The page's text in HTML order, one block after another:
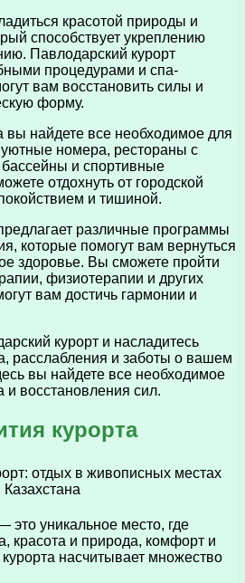
красотой природы и
способствует укреплению
Павлодарский курорт
процедурами и спа-
вам восстановить силы и
форму.
вы найдете все необходимое для
номера, рестораны с
и спортивные
отдохнуть от городской
и тишиной.
различные программы
которые помогут вам вернуться
здоровье. Вы сможете пройти
физиотерапии и других
вам достичь гармонии и
курорт и насладитесь
расслабления и заботы о вашем
вы найдете все необходимое
и восстановления сил.
курорта
это уникальное место, где
красота и природа, комфорт и
насчитывает множество